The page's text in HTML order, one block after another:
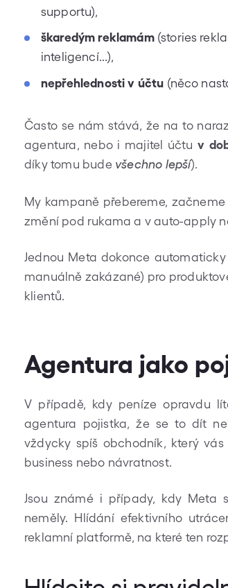
supportu),
škaredým reklamám (stories
inteligencí...),
nepřehlednosti v účtu (něco
Často se nám stává, že na to
agentura, nebo i majitel účtu v
díky tomu bude všechno lepší).
My kampaně přebereme,
změní pod rukama a v auto-apply
Jednou Meta dokonce automaticky
manuálně zakázané) pro
klientů.
Agentura jako
V případě, kdy peníze opravdu
agentura pojistka, že se to dít
vždycky spíš obchodník, který
business nebo návratnost.
Jsou známé i případy, kdy Meta
neměly. Hlídání efektivního
reklamní platformě, na které ten